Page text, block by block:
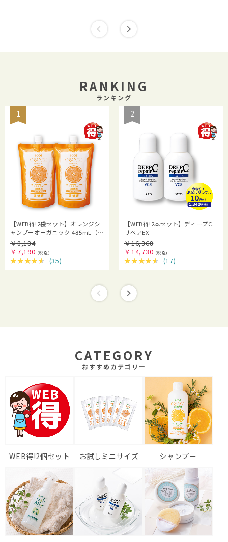
RANKING
ランキング
1
【WEB得!2袋セット】オレンジシ
ャンプーオーガニック 485mL（詰
替用）
￥8,184
￥ 7,190
(35)
2
【WEB得!2本セット】ディープC.
リペアEX
￥16,368
￥ 14,730
(17)
CATEGORY
おすすめカテゴリー
WEB得!2個セット お試しミニサイズ シャンプー